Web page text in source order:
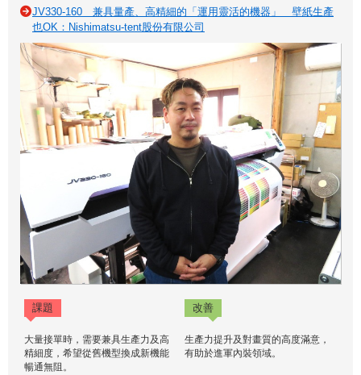
JV330-160 兼具量產、高精細的「運用靈活的機器」 壁紙生產
也OK：Nishimatsu-tent股份有限公司
課題 改善
大量接單時，需要兼具生產力及高
精細度，希望從舊機型換成新機能
暢通無阻。
生產力提升及對畫質的高度滿意，
有助於進軍內裝領域。